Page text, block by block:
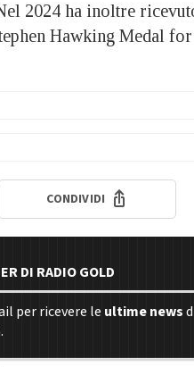
2024 ha inoltre
Hawking Medal
CONDIVIDI
DI RADIO GOLD
per ricevere le ultime news